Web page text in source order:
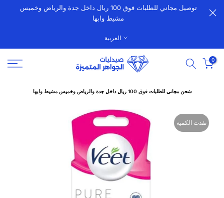
الانتقالتوصيل مجاني للطلبات فوق 100 ريال داخل جدة والرياض وخميس
مشيط وابها
العربية
0
شحن مجاني للطلبات فوق 100 ريال داخل جدة والرياض وخميس مشيط وابها
نفدت الكمية